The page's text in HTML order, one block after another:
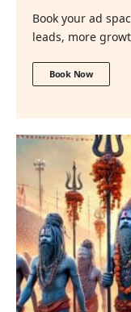
Book your ad
leads, more
Book Now